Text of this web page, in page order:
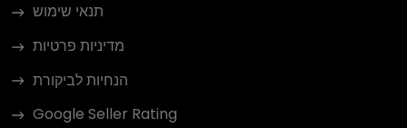
תנאי שימוש
מדיניות פרטיות
הנחיות לביקורת
Google Seller Rating